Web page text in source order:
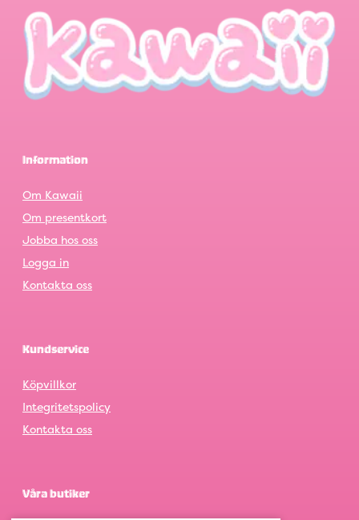
Information
Om Kawaii
Om presentkort
Jobba hos oss
Logga in
Kontakta oss
Kundservice
Köpvillkor
Integritetspolicy
Kontakta oss
Våra butiker